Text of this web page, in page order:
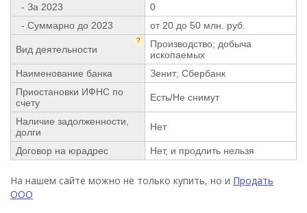
- За 2023
0
- Суммарно до 2023
от 20 до 50 млн. руб.
Вид деятельности
?
Производство; добыча
ископаемых
Наименование банка
Зенит; Сбербанк
Приостановки ИФНС по
счету
Есть/Не снимут
Наличие задолженности,
долги
Нет
Договор на юрадрес Нет, и продлить нельзя
На нашем сайте можно не только купить, но и Продать
ООО